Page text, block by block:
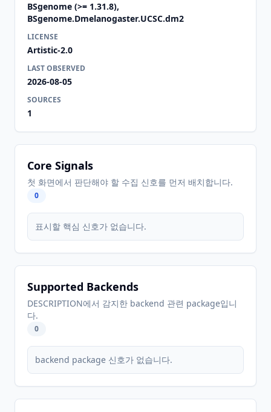
BSgenome (>= 1.31.8),
BSgenome.Dmelanogaster.UCSC.dm2
LICENSE
Artistic-2.0
LAST OBSERVED
2026-08-05
SOURCES
1
Core Signals
첫 화면에서 판단해야 할 수집 신호를 먼저 배치합니다.
0
표시할 핵심 신호가 없습니다.
Supported Backends
DESCRIPTION에서 감지한 backend 관련 package입니
다.
0
backend package 신호가 없습니다.